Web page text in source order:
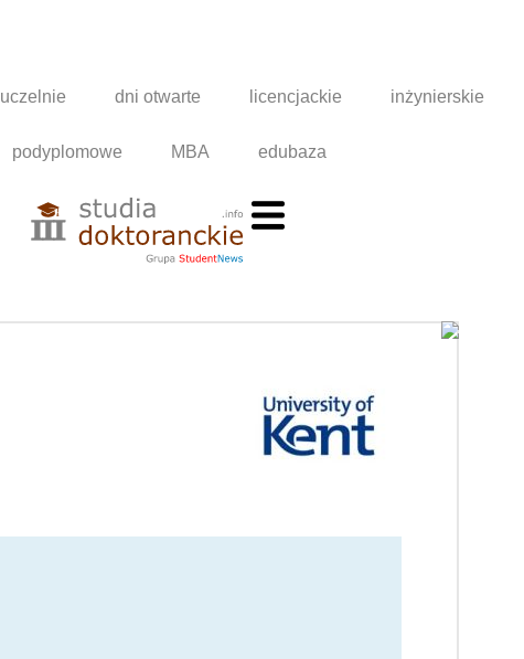
uczelnie dni otwarte licencjackie inżynierskie
podyplomowe MBA edubaza